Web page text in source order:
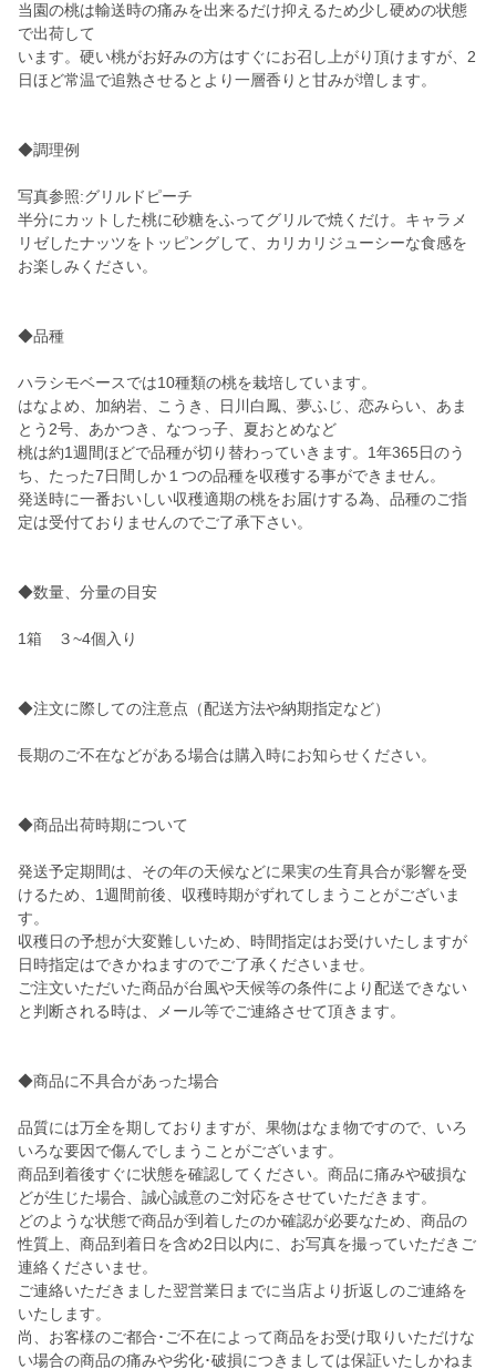
当園の桃は輸送時の痛みを出来るだけ抑えるため少し硬めの状態
で出荷して
います。硬い桃がお好みの方はすぐにお召し上がり頂けますが、2
日ほど常温で追熟させるとより一層香りと甘みが増します。
◆調理例
写真参照:グリルドピーチ
半分にカットした桃に砂糖をふってグリルで焼くだけ。キャラメ
リゼしたナッツをトッピングして、カリカリジューシーな食感を
お楽しみください。
◆品種
ハラシモベースでは10種類の桃を栽培しています。
はなよめ、加納岩、こうき、日川白鳳、夢ふじ、恋みらい、あま
とう2号、あかつき、なつっ子、夏おとめなど
桃は約1週間ほどで品種が切り替わっていきます。1年365日のう
ち、たった7日間しか１つの品種を収穫する事ができません。
発送時に一番おいしい収穫適期の桃をお届けする為、品種のご指
定は受付ておりませんのでご了承下さい。
◆数量、分量の目安
1箱 ３~4個入り
◆注文に際しての注意点（配送方法や納期指定など）
長期のご不在などがある場合は購入時にお知らせください。
◆商品出荷時期について
発送予定期間は、その年の天候などに果実の生育具合が影響を受
けるため、1週間前後、収穫時期がずれてしまうことがございま
す。
収穫日の予想が大変難しいため、時間指定はお受けいたしますが
日時指定はできかねますのでご了承くださいませ。
ご注文いただいた商品が台風や天候等の条件により配送できない
と判断される時は、メール等でご連絡させて頂きます。
◆商品に不具合があった場合
品質には万全を期しておりますが、果物はなま物ですので、いろ
いろな要因で傷んでしまうことがございます。
商品到着後すぐに状態を確認してください。商品に痛みや破損な
どが生じた場合、誠心誠意のご対応をさせていただきます。
どのような状態で商品が到着したのか確認が必要なため、商品の
性質上、商品到着日を含め2日以内に、お写真を撮っていただきご
連絡くださいませ。
ご連絡いただきました翌営業日までに当店より折返しのご連絡を
いたします。
尚、お客様のご都合･ご不在によって商品をお受け取りいただけな
い場合の商品の痛みや劣化･破損につきましては保証いたしかねま